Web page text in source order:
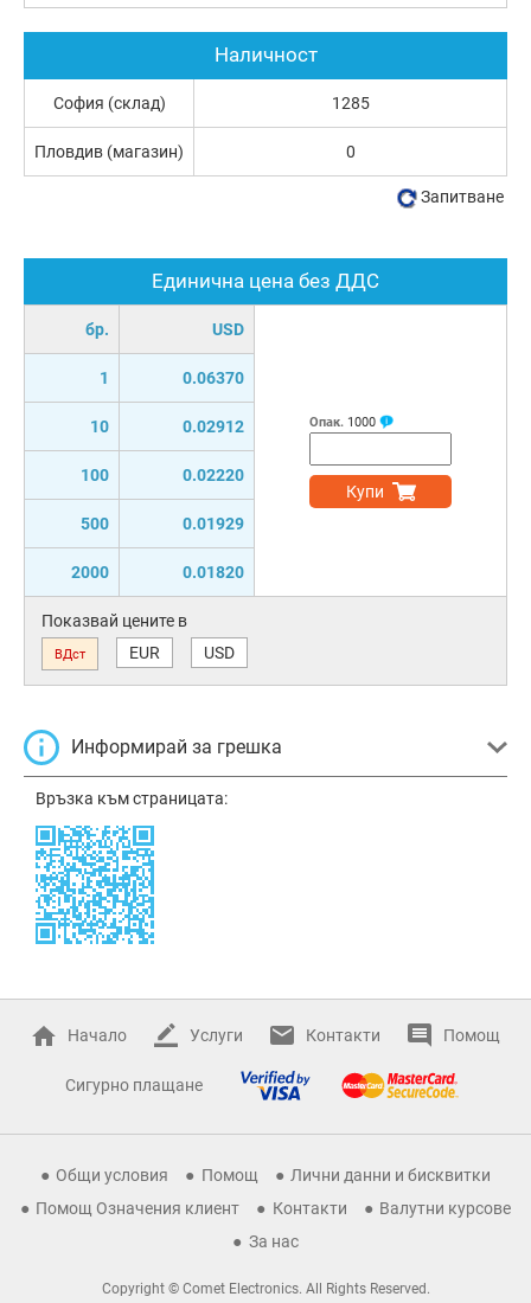
Единична цена без ДДС
бр. USD
1 0.06370
10 0.02912
100 0.02220
500 0.01929
2000 0.01820
Опак. 1000
Купи
Показвай цените в
ВДст EUR USD
Информирай за грешка
Връзка към страницата:
Наличност
София (склад) 1285
Пловдив (магазин) 0
Запитване
Начало Услуги Контакти Помощ
Сигурно плащане
Общи условия Помощ
Лични данни и бисквитки
Помощ Означения клиент
Контакти
Валутни курсове
За нас
Copyright © Comet Electronics. All Rights Reserved.